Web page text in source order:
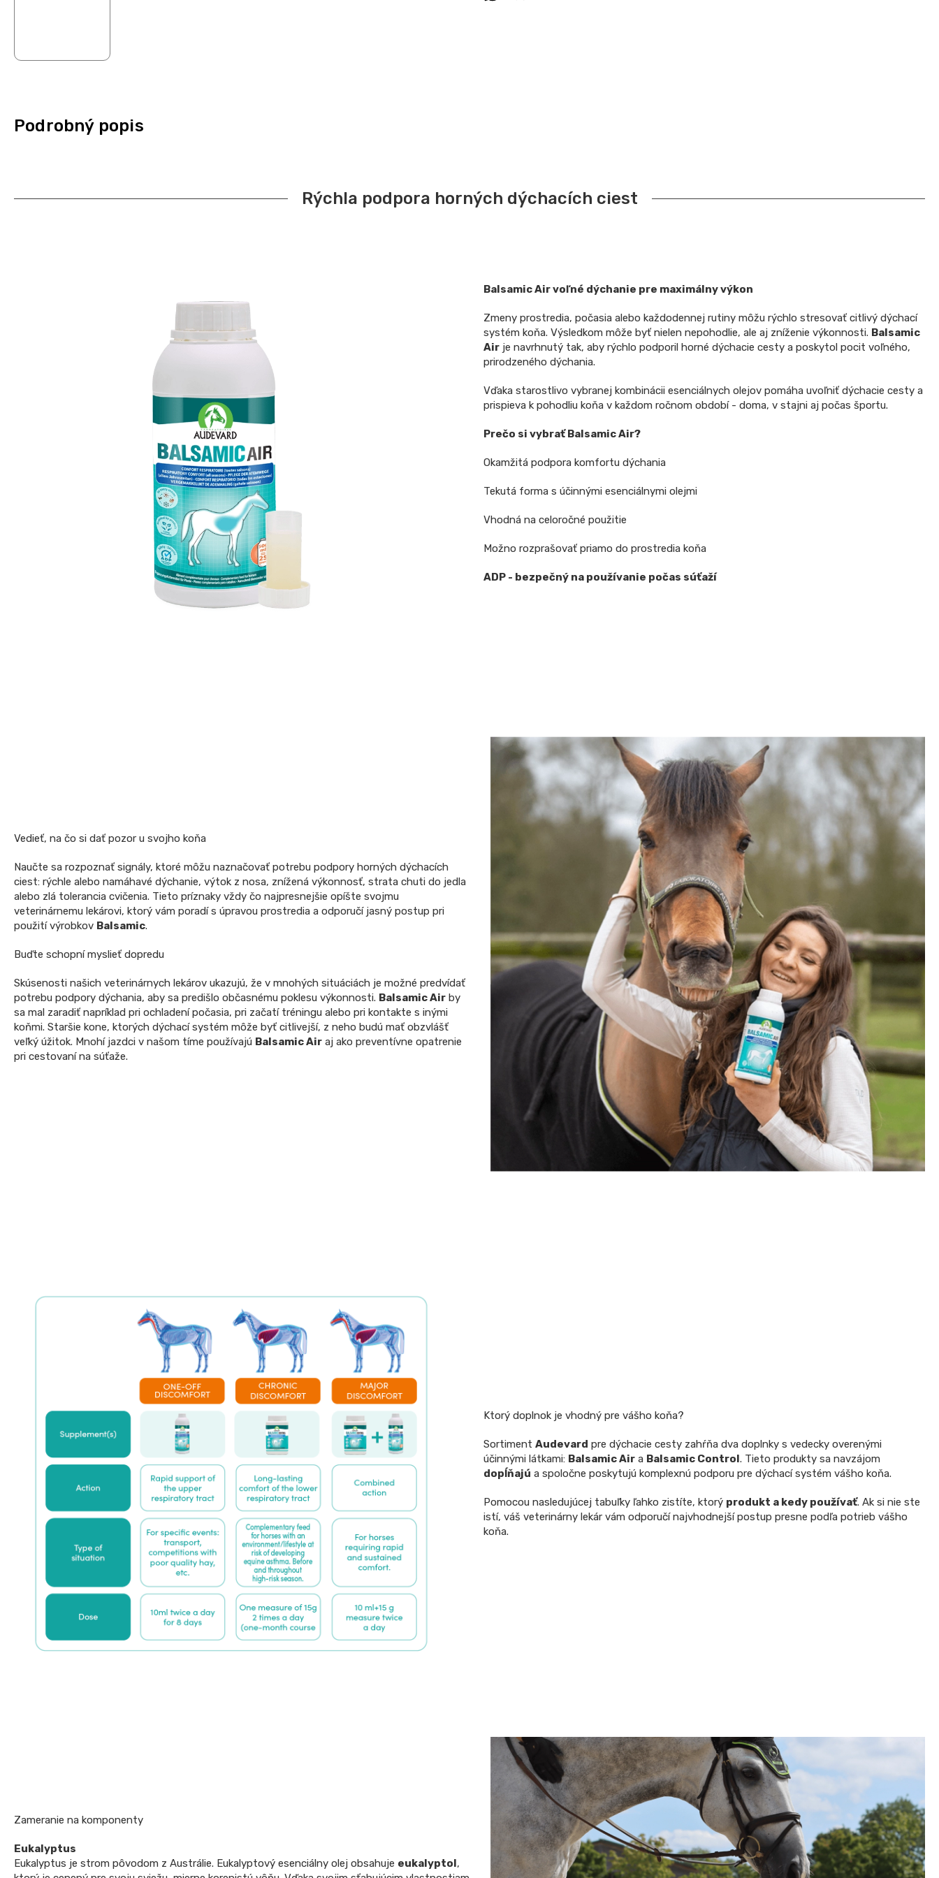
Podrobný popis
Rýchla podpora horných dýchacích ciest
Balsamic Air voľné dýchanie pre maximálny výkon
Zmeny prostredia, počasia alebo každodennej rutiny môžu rýchlo stresovať citlivý dýchací
systém koňa. Výsledkom môže byť nielen nepohodlie, ale aj zníženie výkonnosti. Balsamic
Air je navrhnutý tak, aby rýchlo podporil horné dýchacie cesty a poskytol pocit voľného,
prirodzeného dýchania.
Vďaka starostlivo vybranej kombinácii esenciálnych olejov pomáha uvoľniť dýchacie cesty a
prispieva k pohodliu koňa v každom ročnom období - doma, v stajni aj počas športu.
Prečo si vybrať Balsamic Air?
Okamžitá podpora komfortu dýchania
Tekutá forma s účinnými esenciálnymi olejmi
Vhodná na celoročné použitie
Možno rozprašovať priamo do prostredia koňa
ADP - bezpečný na používanie počas súťaží
Vedieť, na čo si dať pozor u svojho koňa
Naučte sa rozpoznať signály, ktoré môžu naznačovať potrebu podpory horných dýchacích
ciest: rýchle alebo namáhavé dýchanie, výtok z nosa, znížená výkonnosť, strata chuti do jedla
alebo zlá tolerancia cvičenia. Tieto príznaky vždy čo najpresnejšie opíšte svojmu
veterinárnemu lekárovi, ktorý vám poradí s úpravou prostredia a odporučí jasný postup pri
použití výrobkov Balsamic.
Buďte schopní myslieť dopredu
Skúsenosti našich veterinárnych lekárov ukazujú, že v mnohých situáciách je možné predvídať
potrebu podpory dýchania, aby sa predišlo občasnému poklesu výkonnosti. Balsamic Air by
sa mal zaradiť napríklad pri ochladení počasia, pri začatí tréningu alebo pri kontakte s inými
koňmi. Staršie kone, ktorých dýchací systém môže byť citlivejší, z neho budú mať obzvlášť
veľký úžitok. Mnohí jazdci v našom tíme používajú Balsamic Air aj ako preventívne opatrenie
pri cestovaní na súťaže.
Ktorý doplnok je vhodný pre vášho koňa?
Sortiment Audevard pre dýchacie cesty zahŕňa dva doplnky s vedecky overenými
účinnými látkami: Balsamic Air a Balsamic Control. Tieto produkty sa navzájom
dopĺňajú a spoločne poskytujú komplexnú podporu pre dýchací systém vášho koňa.
Pomocou nasledujúcej tabuľky ľahko zistíte, ktorý produkt a kedy používať. Ak si nie ste
istí, váš veterinárny lekár vám odporučí najvhodnejší postup presne podľa potrieb vášho
koňa.
Zameranie na komponenty
Eukalyptus
Eukalyptus je strom pôvodom z Austrálie. Eukalyptový esenciálny olej obsahuje eukalyptol,